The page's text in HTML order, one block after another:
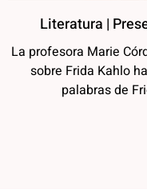
Literatura |
La profesora Marie
sobre Frida Kahlo
palabras de